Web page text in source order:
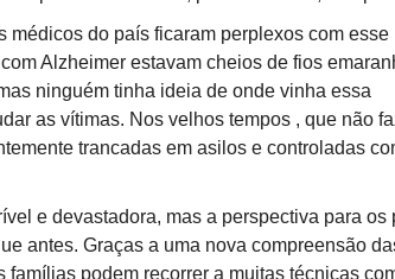
médicos do país ficaram perplexos com esse
Alzheimer estavam cheios de fios
ninguém tinha ideia de onde vinha essa
as vítimas. Nos velhos tempos , que não
trancadas em asilos e controladas
e devastadora, mas a perspectiva para os
antes. Graças a uma nova compreensão
podem recorrer a muitas técnicas